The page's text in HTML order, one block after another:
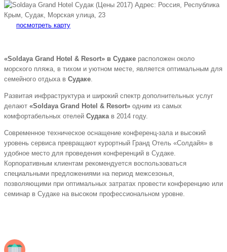
Адрес: Россия, Республика
Крым, Судак, Морская улица, 23
посмотреть карту
«Soldaya Grand Hotel & Resort» в Судаке расположен около
морского пляжа, в тихом и уютном месте, является оптимальным для
семейного отдыха в Судаке
Развитая инфраструктура и широкий спектр дополнительных услуг
делают «Soldaya Grand Hotel & Resort» одним из самых
комфортабельных отелей Судака в 2014 году.
Современное техническое оснащение конференц-зала и высокий
уровень сервиса превращают курортный Гранд Отель «Солдайя» в
удобное место для проведения конференций в Судаке.
Корпоративным клиентам рекомендуется воспользоваться
специальными предложениями на период межсезонья,
позволяющими при оптимальных затратах провести конференцию или
семинар в Судаке на высоком профессиональном уровне.